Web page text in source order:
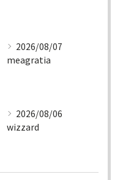
2026/08/07
meagratia
2026/08/06
wizzard